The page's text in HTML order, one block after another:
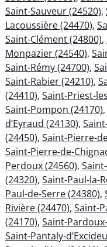
Saint-Sauveur (24520),
Lacoussière (24470),
Saint-Clément (24800),
Monpazier (24540),
Saint-Rémy (24700),
Saint-Rabier (24210),
(24410), Saint-Priest-
Saint-Pompon (24170),
d’Eyraud (24130),
(24450), Saint-Pierre-
Saint-Pierre-de-
Perdoux (24560),
(24320), Saint-Paul-la-
Paul-de-Serre (24380),
Rivière (24470), Saint-
(24170), Saint-
Saint-Pantaly-